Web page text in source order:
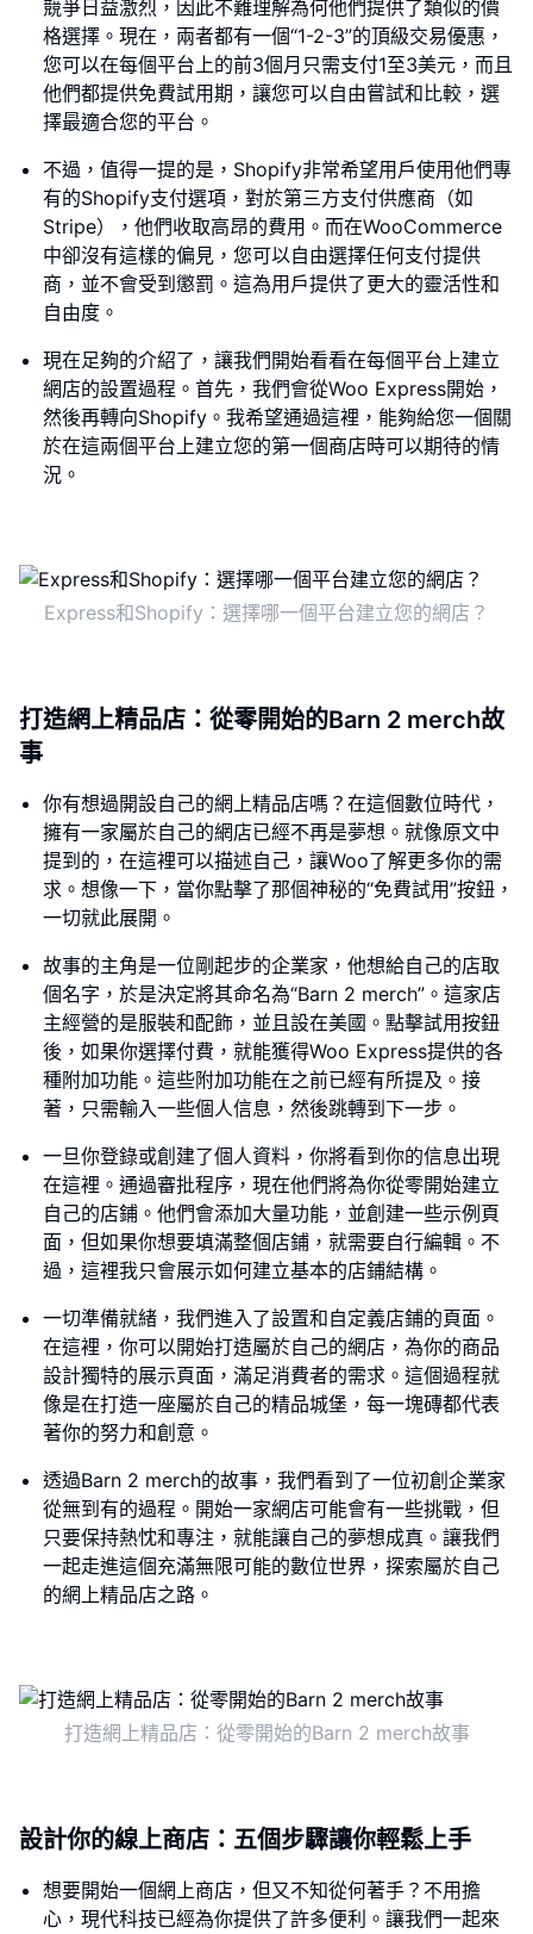
競爭日益激烈，因此不難理解為何他們提供了類似的價
格選擇。現在，兩者都有一個“1-2-3”的頂級交易優惠，
您可以在每個平台上的前3個月只需支付1至3美元，而且
他們都提供免費試用期，讓您可以自由嘗試和比較，選
擇最適合您的平台。
不過，值得一提的是，Shopify非常希望用戶使用他們專
有的Shopify支付選項，對於第三方支付供應商（如
Stripe），他們收取高昂的費用。而在WooCommerce
中卻沒有這樣的偏見，您可以自由選擇任何支付提供
商，並不會受到懲罰。這為用戶提供了更大的靈活性和
自由度。
現在足夠的介紹了，讓我們開始看看在每個平台上建立
網店的設置過程。首先，我們會從Woo Express開始，
然後再轉向Shopify。我希望通過這裡，能夠給您一個關
於在這兩個平台上建立您的第一個商店時可以期待的情
況。
Express和Shopify：選擇哪一個平台建立您的網店？
打造網上精品店：從零開始的Barn 2 merch故
事
你有想過開設自己的網上精品店嗎？在這個數位時代，
擁有一家屬於自己的網店已經不再是夢想。就像原文中
提到的，在這裡可以描述自己，讓Woo了解更多你的需
求。想像一下，當你點擊了那個神秘的“免費試用”按鈕，
一切就此展開。
故事的主角是一位剛起步的企業家，他想給自己的店取
個名字，於是決定將其命名為“Barn 2 merch”。這家店
主經營的是服裝和配飾，並且設在美國。點擊試用按鈕
後，如果你選擇付費，就能獲得Woo Express提供的各
種附加功能。這些附加功能在之前已經有所提及。接
著，只需輸入一些個人信息，然後跳轉到下一步。
一旦你登錄或創建了個人資料，你將看到你的信息出現
在這裡。通過審批程序，現在他們將為你從零開始建立
自己的店鋪。他們會添加大量功能，並創建一些示例頁
面，但如果你想要填滿整個店鋪，就需要自行編輯。不
過，這裡我只會展示如何建立基本的店鋪結構。
一切準備就緒，我們進入了設置和自定義店鋪的頁面。
在這裡，你可以開始打造屬於自己的網店，為你的商品
設計獨特的展示頁面，滿足消費者的需求。這個過程就
像是在打造一座屬於自己的精品城堡，每一塊磚都代表
著你的努力和創意。
透過Barn 2 merch的故事，我們看到了一位初創企業家
從無到有的過程。開始一家網店可能會有一些挑戰，但
只要保持熱忱和專注，就能讓自己的夢想成真。讓我們
一起走進這個充滿無限可能的數位世界，探索屬於自己
的網上精品店之路。
打造網上精品店：從零開始的Barn 2 merch故事
設計你的線上商店：五個步驟讓你輕鬆上手
想要開始一個網上商店，但又不知從何著手？不用擔
心，現代科技已經為你提供了許多便利。讓我們一起來